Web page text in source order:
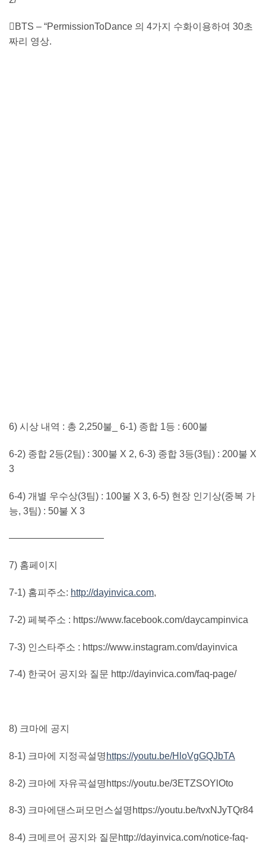
BTS – “PermissionToDance 의 4가지 수화이용하여 30초
짜리 영상.
6) 시상 내역 : 총 2,250불_ 6-1) 종합 1등 : 600불
6-2) 종합 2등(2팀) : 300불 X 2, 6-3) 종합 3등(3팀) : 200불 X
3
6-4) 개별 우수상(3팀) : 100불 X 3, 6-5) 현장 인기상(중복 가
능, 3팀) : 50불 X 3
——————————
7) 홈페이지
7-1) 홈피주소: http://dayinvica.com,
7-2) 페북주소 : https://www.facebook.com/daycampinvica
7-3) 인스타주소 : https://www.instagram.com/dayinvica
7-4) 한국어 공지와 질문 http://dayinvica.com/faq-page/
8) 크마에 공지
8-1) 크마에 지정곡설명 https://youtu.be/HloVgGQJbTA
8-2) 크마에 자유곡설명https://youtu.be/3ETZSOYlOto
8-3) 크마에댄스퍼모먼스설명https://youtu.be/tvxNJyTQr84
8-4) 크메르어 공지와 질문http://dayinvica.com/notice-faq-